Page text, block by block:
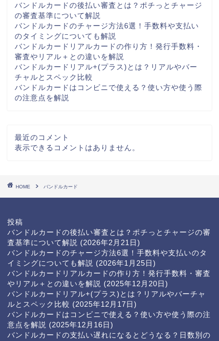
バンドルカードの後払い審査とは？ポチっとチャージ
の審査基準について解説
バンドルカードのチャージ方法6選！手数料や支払い
のタイミングについても解説
バンドルカードリアルカードの作り方！発行手数料・
審査やリアル＋との違いを解説
バンドルカードリアル+(プラス)とは？リアルやバー
チャルとスペック比較
バンドルカードはコンビニで使える？使い方や使う際
の注意点を解説
最近のコメント
表示できるコメントはありません。
HOME バンドルカード
投稿
バンドルカードの後払い審査とは？ポチっとチャージの審
査基準について解説 (2026年2月21日)
バンドルカードのチャージ方法6選！手数料や支払いのタ
イミングについても解説 (2026年1月25日)
バンドルカードリアルカードの作り方！発行手数料・審査
やリアル＋との違いを解説 (2025年12月20日)
バンドルカードリアル+(プラス)とは？リアルやバーチャ
ルとスペック比較 (2025年12月17日)
バンドルカードはコンビニで使える？使い方や使う際の注
意点を解説 (2025年12月16日)
バンドルカードの支払い遅れになるとどうなる？日数別の